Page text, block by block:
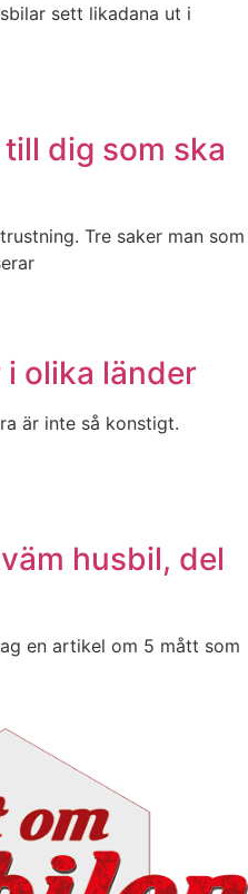
sett likadana ut i
dig som ska
Tre saker man som
i olika länder
är inte så konstigt.
husbil, del
en artikel om 5 mått som